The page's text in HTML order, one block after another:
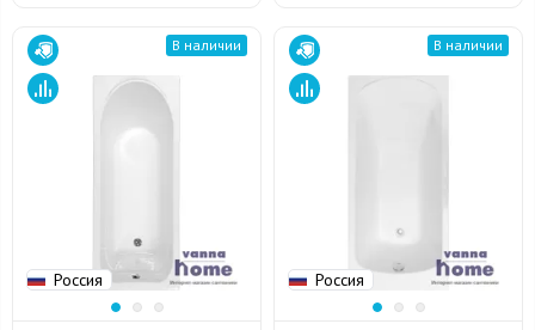
Россия
В наличии
Россия
В наличии